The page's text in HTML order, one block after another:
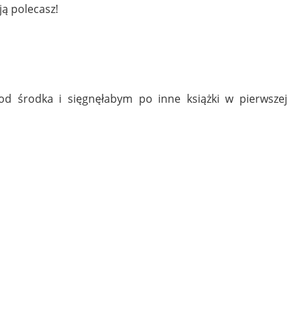
polecasz!
środka i sięgnęłabym po inne książki w pierwszej